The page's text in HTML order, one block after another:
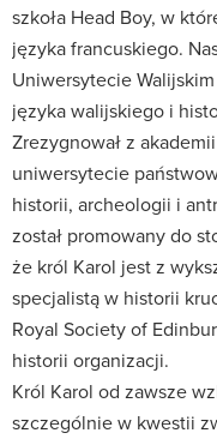
szkoła Head Boy, w
języka francuskiego.
Uniwersytecie
języka walijskiego i
Zrezygnował z
uniwersytecie
historii, archeologii i
został promowany do
że król Karol jest z
specjalistą w historii
Royal Society of
historii organizacji.
Król Karol od zawsze
szczególnie w kwestii